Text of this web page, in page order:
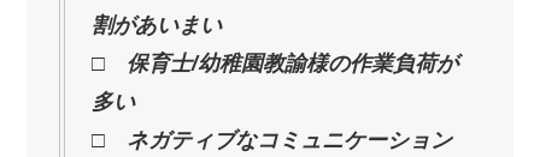
割があいまい
□ 保育士/幼稚園教諭様の作業負荷が
多い
□ ネガティブなコミュニケーション